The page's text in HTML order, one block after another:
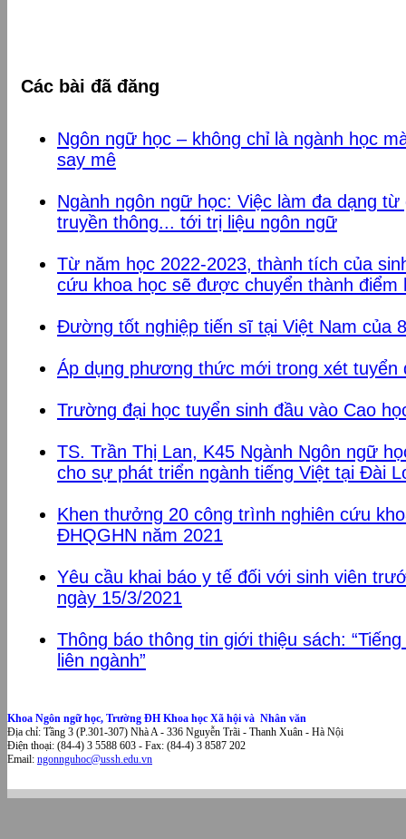
Các bài đã đăng
Ngôn ngữ học – không chỉ là ngành học
say mê
Ngành ngôn ngữ học: Việc làm đa dạng từ
truyền thông... tới trị liệu ngôn ngữ
Từ năm học 2022-2023, thành tích của
cứu khoa học sẽ được chuyển thành
Đường tốt nghiệp tiến sĩ tại Việt Nam của
Áp dụng phương thức mới trong xét tuyển
Trường đại học tuyển sinh đầu vào Cao
TS. Trần Thị Lan, K45 Ngành Ngôn ngữ
cho sự phát triển ngành tiếng Việt tại Đài
Khen thưởng 20 công trình nghiên cứu
ĐHQGHN năm 2021
Yêu cầu khai báo y tế đối với sinh viên
ngày 15/3/2021
Thông báo thông tin giới thiệu sách:
liên ngành”
Khoa Ngôn ngữ học, Trường ĐH Khoa học Xã hội và Nhân văn
Địa chỉ: Tầng 3 (P.301-307) Nhà A - 336 Nguyễn Trãi - Thanh Xuân - Hà Nội
Điện thoại: (84-4) 3 5588 603 - Fax: (84-4) 3 8587 202
Email: ngonnguhoc@ussh.edu.vn